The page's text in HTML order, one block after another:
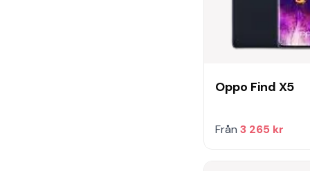
Oppo Find X5
Från 3 265 kr